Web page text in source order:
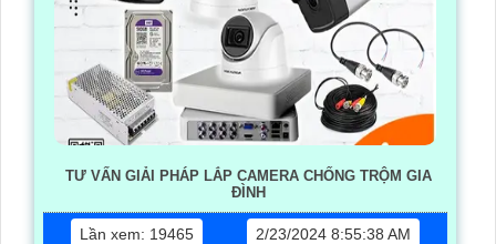
TƯ VẤN GIẢI PHÁP LẮP CAMERA CHỐNG TRỘM GIA
ĐÌNH
Lần xem: 19465
2/23/2024 8:55:38 AM